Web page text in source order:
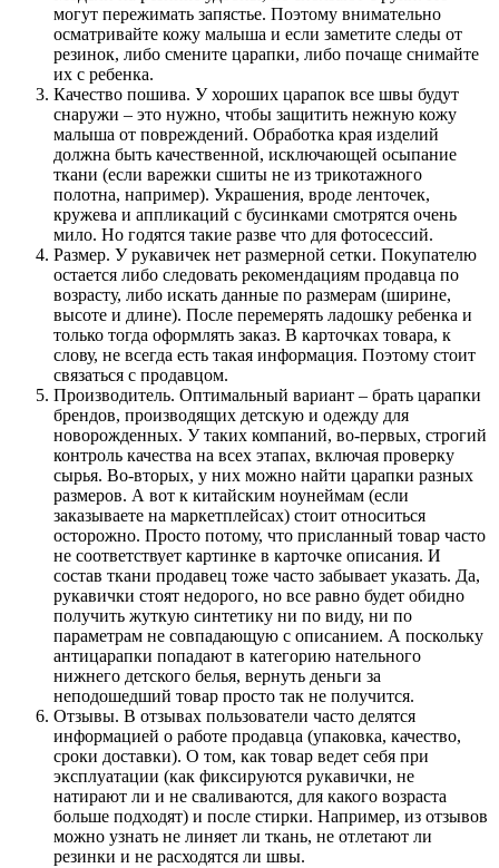
могут пережимать запястье. Поэтому внимательно
осматривайте кожу малыша и если заметите следы от
резинок, либо смените царапки, либо почаще снимайте
их с ребенка.
Качество пошива. У хороших царапок все швы будут
снаружи – это нужно, чтобы защитить нежную кожу
малыша от повреждений. Обработка края изделий
должна быть качественной, исключающей осыпание
ткани (если варежки сшиты не из трикотажного
полотна, например). Украшения, вроде ленточек,
кружева и аппликаций с бусинками смотрятся очень
мило. Но годятся такие разве что для фотосессий.
Размер. У рукавичек нет размерной сетки. Покупателю
остается либо следовать рекомендациям продавца по
возрасту, либо искать данные по размерам (ширине,
высоте и длине). После перемерять ладошку ребенка и
только тогда оформлять заказ. В карточках товара, к
слову, не всегда есть такая информация. Поэтому стоит
связаться с продавцом.
Производитель. Оптимальный вариант – брать царапки
брендов, производящих детскую и одежду для
новорожденных. У таких компаний, во-первых, строгий
контроль качества на всех этапах, включая проверку
сырья. Во-вторых, у них можно найти царапки разных
размеров. А вот к китайским ноунеймам (если
заказываете на маркетплейсах) стоит относиться
осторожно. Просто потому, что присланный товар часто
не соответствует картинке в карточке описания. И
состав ткани продавец тоже часто забывает указать. Да,
рукавички стоят недорого, но все равно будет обидно
получить жуткую синтетику ни по виду, ни по
параметрам не совпадающую с описанием. А поскольку
антицарапки попадают в категорию нательного
нижнего детского белья, вернуть деньги за
неподошедший товар просто так не получится.
Отзывы. В отзывах пользователи часто делятся
информацией о работе продавца (упаковка, качество,
сроки доставки). О том, как товар ведет себя при
эксплуатации (как фиксируются рукавички, не
натирают ли и не сваливаются, для какого возраста
больше подходят) и после стирки. Например, из отзывов
можно узнать не линяет ли ткань, не отлетают ли
резинки и не расходятся ли швы.